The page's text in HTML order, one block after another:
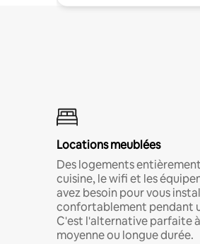
Locations meublées
Des logements
cuisine, le wifi et les
avez besoin pour vous
confortablement pendant
C'est l'alternative parfaite
moyenne ou longue durée.